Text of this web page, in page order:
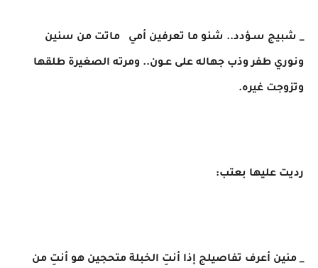
_ شبيج سـؤدد.. شنو ما تعرفين أمي ماتت من سنين
ونوري طفر وذب جهاله على عـون.. ومرته الصغيرة طلقها
وتزوجت غيره.
​رديت عليها بعتب:
_ منين أعرف تفاصيلج إذا أنتِ الخبلة متحجين هو أنتِ من